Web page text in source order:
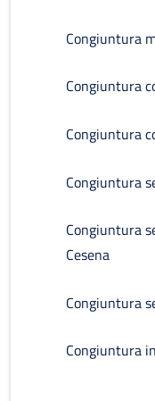
Congiuntura
Congiuntura
Congiuntura
Congiuntura
Congiuntura
Cesena
Congiuntura
Congiuntura